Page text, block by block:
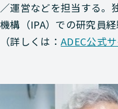
／運営などを担当する。
機構（IPA）での研究員経
（詳しくは：ADEC公式